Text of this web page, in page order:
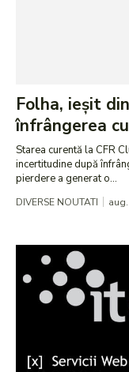
Folha, ieșit
înfrângerea
Starea curentă la CFR
incertitudine după
pierdere a generat o...
DIVERSE NOUTATI